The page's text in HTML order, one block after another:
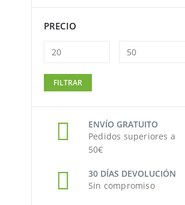
PRECIO
mínimo
máximo
FILTRAR
ENVÍO GRATUITO
Pedidos superiores a
50€
30 DÍAS DEVOLUCIÓN
Sin compromiso